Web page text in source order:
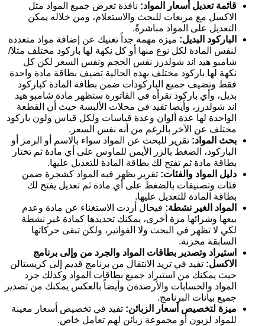
قائمة تعديل أسعار المواد: نافذة تعرض جميع المواد مثل
الاكسل مع مربعات للبحث والاستعلام، ومن خلاله يمكن
التعديل على المواد مباشرةً.
الباركود البديل: ميزة مهمة جداً تغنيك عن إضافة مواد متعددة
لنفس المادة لكل نوع منها أو كل نكهة لها باركود مختلف مثلا/
شامبو هيد اند شولدرز نفس الحجم ونفس السعر لكن كل
نكهة لها باركود مختلف بهذه الحالية تضيف بطاقة مادة واحدة
فقط وتضيف جميع الباركودات ضمن بطافة المادة كباركود
بديل، وأي باركود تقرأه في الفاتورة ستظهر مادة شامبو هيد
اند شولدرز، وأيضا تفيد في محلات الألبسة حيث أن القطعة
الواحدة لها عدة ألوان وعدة قياسات ولكل قياس ولون باركود
مختلف عن الآخر بالرغم من أنه نفس السعر.
بحث المواد: تقرير للبحث عن المواد سواء بالاسم أو الرمز أو
الباركود، الضغط بالزر الأيمن للماوس على أي مادة ثم تختار
بطاقة مادة ثم تفتح لك بطاقة المادة للتعديل عليها.
دليل المواد والفئات: تقرير يظهر فيه المواد كشجرة ضمن
فئات وتصنيفات بالضغط على أي مادة ثم تعديل يفتح لك
بطاقة المادة للتعديل عليها.
المواد الغير نشطة: فيحال أردت الاستغناء عن مادة وعدم
بيعها وشرائها مرة أخرى، يمكنك تحديدها كمادة غير نشطة
لكي لا تظهر في البحث ولا الفواتير، ولكن تبقى حركاتها
السابقة مخزنة.
استيراد وتصدير بطاقات المواد والجرد من وإلى برنامج
الاكسل: تفيد في تريد الانتقال من برنامج قديم إلى كريستالن
حيث يمكنك من استيراد جميع بطاقات المواد وكذلك جرد
المواد والحسابات والأرصدةن وأيضاً بالعكس يمكنك من تصدير
جميع بيانات البرنامج.
ميزة لتخصيص أسعار الزبائن: تفيد في تخصيص أسعار معينة
للمواد لزبون أو مجموعة زبائن لهم تعامل خاص.